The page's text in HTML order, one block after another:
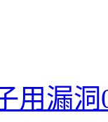
用漏